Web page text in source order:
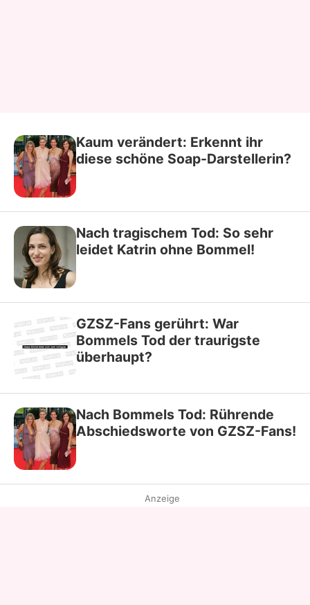
Kaum verändert: Erkennt ihr
diese schöne Soap-Darstellerin?
Nach tragischem Tod: So sehr
leidet Katrin ohne Bommel!
GZSZ-Fans gerührt: War
Bommels Tod der traurigste
überhaupt?
Nach Bommels Tod: Rührende
Abschiedsworte von GZSZ-Fans!
Anzeige